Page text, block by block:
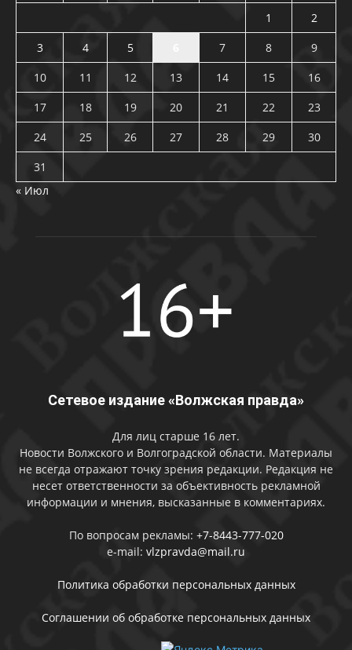
1
2
3
4 5 7 8
9
10
11 12 13 14 15
16
17
18 19 20 21 22
23
24
25 26 27 28 29
30
31
« Июл
Сетевое издание «Волжская правда»
Для лиц старше 16 лет.
Новости Волжского и Волгоградской области. Материалы
не всегда отражают точку зрения редакции. Редакция не
несет ответственности за объективность рекламной
информации и мнения, высказанные в комментариях.
По вопросам рекламы: +7-8443-777-020
e-mail: vlzpravda@mail.ru
Политика обработки персональных данных
Соглашении об обработке персональных данных